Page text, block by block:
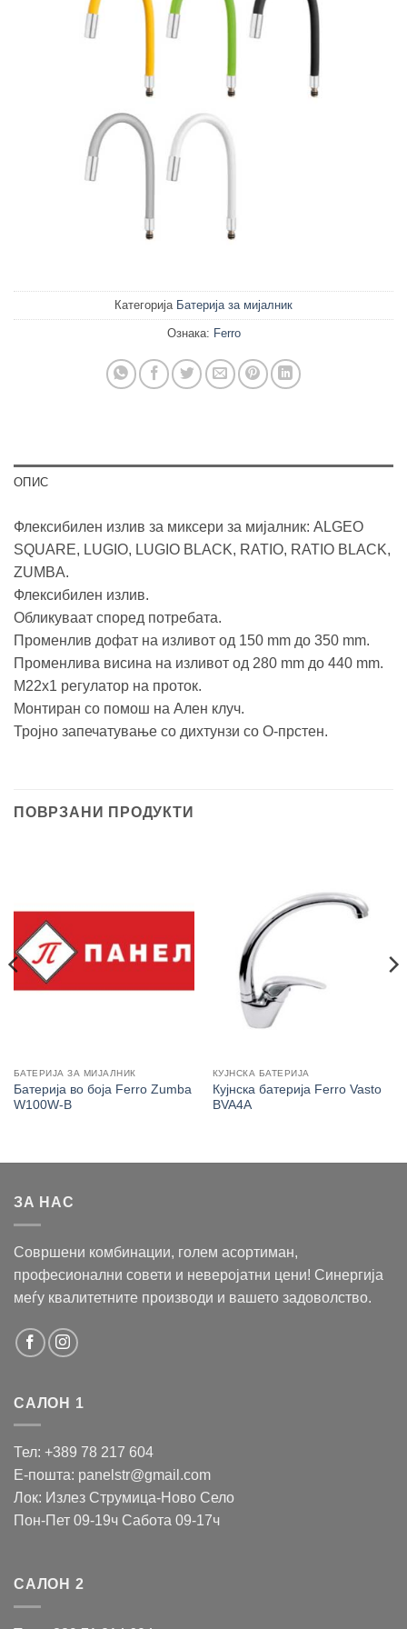
Категорија Батерија за мијалник
Ознака: Ferro
ОПИС
Флексибилен излив за миксери за мијалник: ALGEO
SQUARE, LUGIO, LUGIO BLACK, RATIO, RATIO BLACK,
ZUMBA.
Флексибилен излив.
Обликуваат според потребата.
Променлив дофат на изливот од 150 mm до 350 mm.
Променлива висина на изливот од 280 mm до 440 mm.
М22х1 регулатор на проток.
Монтиран со помош на Ален клуч.
Тројно запечатување со дихтунзи со О-прстен.
ПОВРЗАНИ ПРОДУКТИ
БАТЕРИЈА ЗА МИЈАЛНИК
Батерија во боја Ferro Zumba
W100W-B
КУЈНСКА БАТЕРИЈА
Кујнска батерија Ferro Vasto
BVA4A
ЗА НАС
Совршени комбинации, голем асортиман,
професионални совети и неверојатни цени! Синергија
меѓу квалитетните производи и вашето задоволство.
САЛОН 1
Тел: +389 78 217 604
Е-пошта: panelstr@gmail.com
Лок: Излез Струмица-Ново Село
Пон-Пет 09-19ч Сабота 09-17ч
САЛОН 2